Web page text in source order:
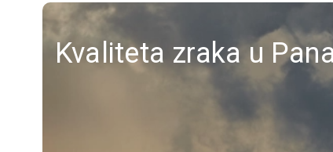
Kvaliteta zraka u